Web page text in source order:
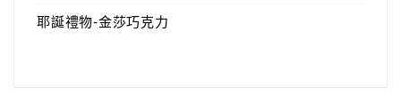
耶誕禮物-金莎巧克力